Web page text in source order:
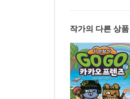
작가의 다른 상품